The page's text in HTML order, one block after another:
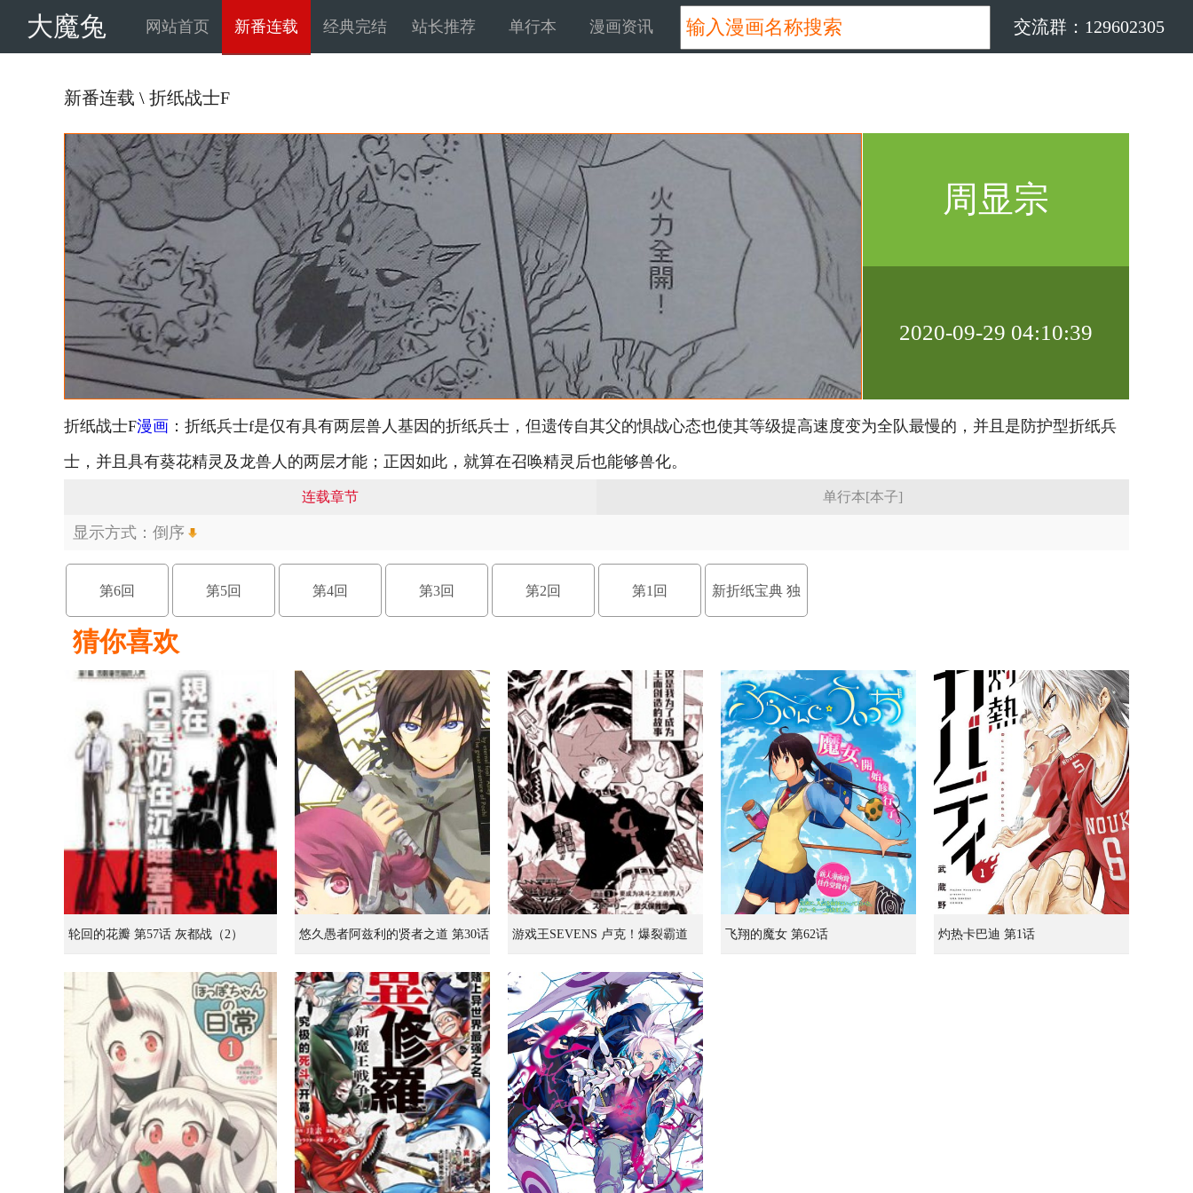
大魔兔 网站首页 新番连载 经典完结 站长推荐 单行本 漫画资讯 交流群：129602305
新番连载 \ 折纸战士F
周显宗
2020-09-29 04:10:39
折纸战士F漫画 ：折纸兵士f是仅有具有两层兽人基因的折纸兵士，但遗传自其父的惧战心态也使其等级提高速度变为全队最慢的，并且是防护型折纸兵
士，并且具有葵花精灵及龙兽人的两层才能；正因如此，就算在召唤精灵后也能够兽化。
连载章节 单行本[本子]
显示方式： 倒序
第6回 第5回 第4回 第3回 第2回 第1回 新折纸宝典 独
猜你喜欢
轮回的花瓣 第57话 灰都战（2） 悠久愚者阿兹利的贤者之道 第30话 游戏王SEVENS 卢克！爆裂霸道
传！！ 第5话 0的男人
飞翔的魔女 第62话 灼热卡巴迪 第1话